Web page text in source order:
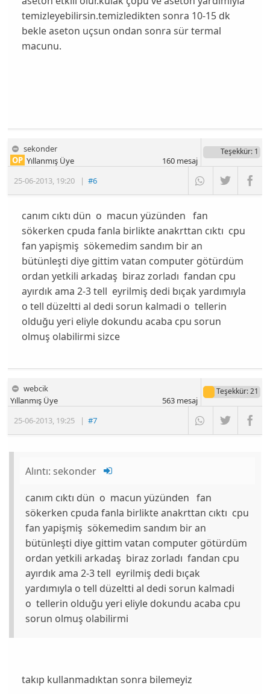
temizleyebilirsin.temizledikten sonra 10-15 dk
bekle aseton uçsun ondan sonra sür termal
macunu.
sekonder
25-06-2013 19:20 |#6
OP Yıllanmış Üye
Teşekkür: 1
160mesaj
canım cıktı dün o macun yüzünden fan
sökerken cpuda fanla birlikte anakrttan cıktı cpu
fan yapişmiş sökemedim sandım bir an
bütünleşti diye gittim vatan computer götürdüm
ordan yetkili arkadaş biraz zorladı fandan cpu
ayırdık ama 2-3 tell eyrilmiş dedi bıçak yardımıyla
o tell düzeltti al dedi sorun kalmadi o tellerin
olduğu yeri eliyle dokundu acaba cpu sorun
olmuş olabilirmi sizce
webcik
25-06-2013, 19:25 |#7
Yıllanmış Üye
Teşekkür: 21
563mesaj
Alıntı: sekonder
canım cıktı dün o macun yüzünden fan
sökerken cpuda fanla birlikte anakrttan cıktı cpu
fan yapişmiş sökemedim sandım bir an
bütünleşti diye gittim vatan computer götürdüm
ordan yetkili arkadaş biraz zorladı fandan cpu
ayırdık ama 2-3 tell eyrilmiş dedi bıçak
yardımıyla o tell düzeltti al dedi sorun kalmadi
o tellerin olduğu yeri eliyle dokundu acaba cpu
sorun olmuş olabilirmi
takıp kullanmadıktan sonra bilemeyiz